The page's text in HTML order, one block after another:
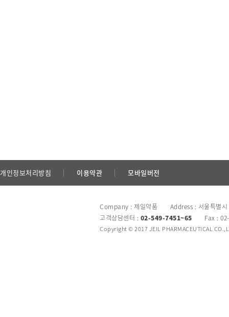
개인정보처리방침 이용약관 모바일버전
Company : 제일약품 Address : 서울특별시
고객상담센터 : 02-549-7451~65 Fax :
Copyright © 2017 JEIL PHARMACEUTICAL